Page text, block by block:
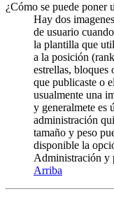
¿Cómo se puede poner
Hay dos
de usuario
la plantilla que
a la posición
estrellas, bloques
que publicaste o
usualmente una
y generalmete es
administración
tamaño y peso
disponible la
Administración y
Arriba